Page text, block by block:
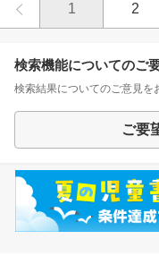
1 2
検索機能についてのご
検索結果についてのご意見を
ご要